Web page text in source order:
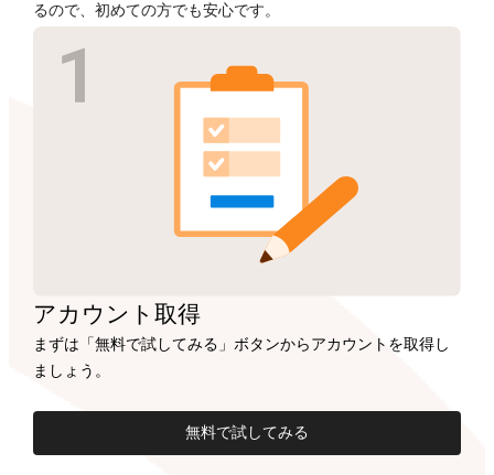
るので、初めての方でも安心です。
アカウント取得
まずは「無料で試してみる」ボタンからアカウントを取得し
ましょう。
無料で試してみる